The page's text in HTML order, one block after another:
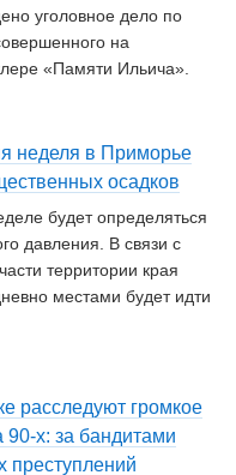
уголовное дело по
на
«Памяти Ильича».
неделя в Приморье
осадков
будет определяться
давления. В связи с
территории края
местами будет идти
расследуют громкое
х: за бандитами
преступлений